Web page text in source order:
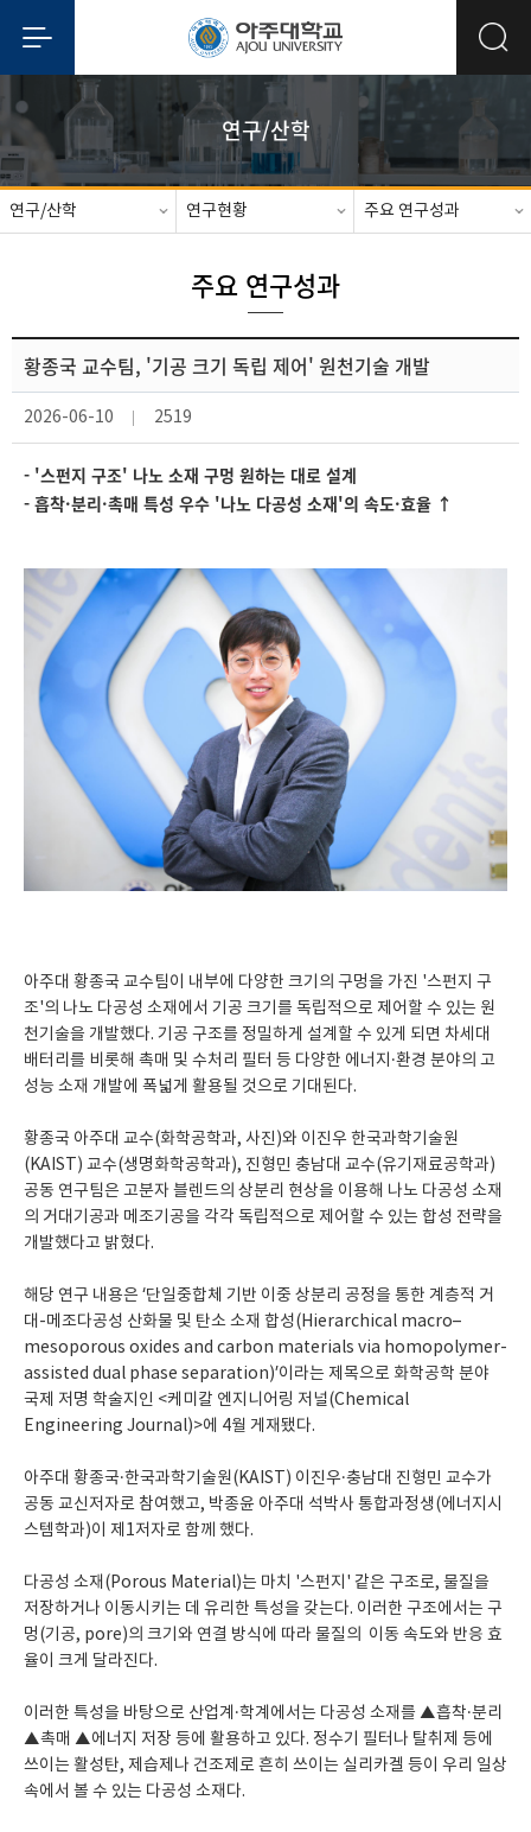
연구/산학
연구/산학 연구현황 주요 연구성과
주요 연구성과
황종국 교수팀, '기공 크기 독립 제어' 원천기술 개발
2026-06-10 2519
- '스펀지 구조' 나노 소재 구멍 원하는 대로 설계
- 흡착·분리·촉매 특성 우수 '나노 다공성 소재'의 속도·효율 ↑
아주대 황종국 교수팀이 내부에 다양한 크기의 구멍을 가진 '스펀지 구
조'의 나노 다공성 소재에서 기공 크기를 독립적으로 제어할 수 있는 원
천기술을 개발했다. 기공 구조를 정밀하게 설계할 수 있게 되면 차세대
배터리를 비롯해 촉매 및 수처리 필터 등 다양한 에너지·환경 분야의 고
성능 소재 개발에 폭넓게 활용될 것으로 기대된다.
황종국 아주대 교수(화학공학과, 사진)와 이진우 한국과학기술원
(KAIST) 교수(생명화학공학과), 진형민 충남대 교수(유기재료공학과)
공동 연구팀은 고분자 블렌드의 상분리 현상을 이용해 나노 다공성 소재
의 거대기공과 메조기공을 각각 독립적으로 제어할 수 있는 합성 전략을
개발했다고 밝혔다.
해당 연구 내용은 ‘단일중합체 기반 이중 상분리 공정을 통한 계층적 거
대-메조다공성 산화물 및 탄소 소재 합성(Hierarchical macro–
mesoporous oxides and carbon materials via homopolymer-
assisted dual phase separation)’이라는 제목으로 화학공학 분야
국제 저명 학술지인 <케미칼 엔지니어링 저널(Chemical
Engineering Journal)>에 4월 게재됐다.
아주대 황종국·한국과학기술원(KAIST) 이진우·충남대 진형민 교수가
공동 교신저자로 참여했고, 박종윤 아주대 석박사 통합과정생(에너지시
스템학과)이 제1저자로 함께 했다.
다공성 소재(Porous Material)는 마치 '스펀지' 같은 구조로, 물질을
저장하거나 이동시키는 데 유리한 특성을 갖는다. 이러한 구조에서는 구
멍(기공, pore)의 크기와 연결 방식에 따라 물질의 이동 속도와 반응 효
율이 크게 달라진다.
이러한 특성을 바탕으로 산업계·학계에서는 다공성 소재를 ▲흡착·분리
▲촉매 ▲에너지 저장 등에 활용하고 있다. 정수기 필터나 탈취제 등에
쓰이는 활성탄, 제습제나 건조제로 흔히 쓰이는 실리카겔 등이 우리 일상
속에서 볼 수 있는 다공성 소재다.